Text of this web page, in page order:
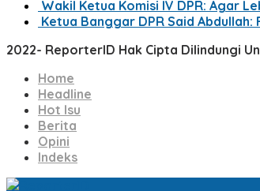
Wakil Ketua Komisi IV DPR: Agar
Ketua Banggar DPR Said
2022- ReporterID Hak Cipta Dilindungi
Home
Headline
Hot Isu
Berita
Opini
Indeks